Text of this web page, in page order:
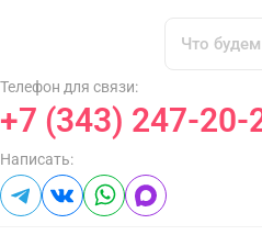
Телефон для связи:
+7 (343) 247-20-
Написать: